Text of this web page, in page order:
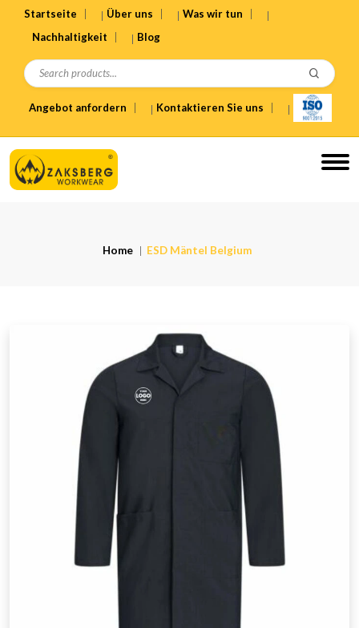
Startseite Über uns
Was wir tun
Nachhaltigkeit
Blog
Angebot anfordern Kontaktieren Sie uns
Home ESD Mäntel Belgium